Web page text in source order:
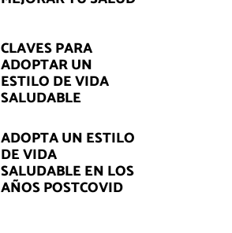
CLAVES PARA
ADOPTAR UN
ESTILO DE VIDA
SALUDABLE
ADOPTA UN ESTILO
DE VIDA
SALUDABLE EN LOS
AÑOS POSTCOVID